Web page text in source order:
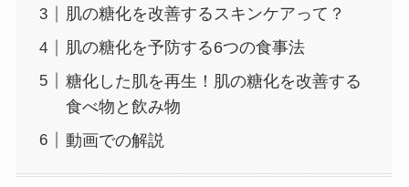
肌の糖化を改善するスキンケアって？
肌の糖化を予防する6つの食事法
糖化した肌を再生！肌の糖化を改善する
食べ物と飲み物
動画での解説